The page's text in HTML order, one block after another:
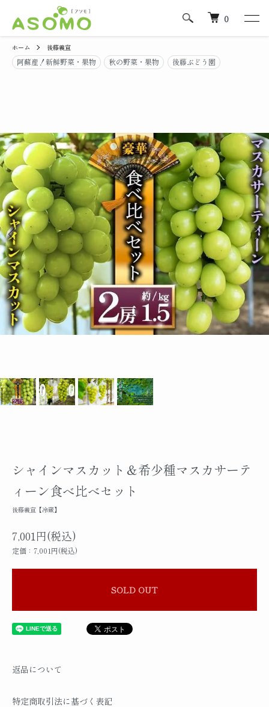
0
ホーム 後藤義宣
阿蘇産！新鮮野菜・果物 秋の野菜・果物 後藤ぶどう園
シャインマスカット＆希少種マスカサーテ
ィーン食べ比べセット
後藤義宣【冷蔵】
7,001円(税込)
定価：7,001円(税込)
SOLD OUT
返品について
特定商取引法に基づく表記